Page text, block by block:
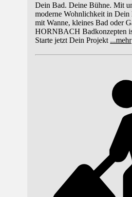
Dein Bad. Deine Bühne. Mit
moderne Wohnlichkeit in Dein
mit Wanne, kleines Bad oder
HORNBACH Badkonzepten
Starte jetzt Dein Projekt ...mehr